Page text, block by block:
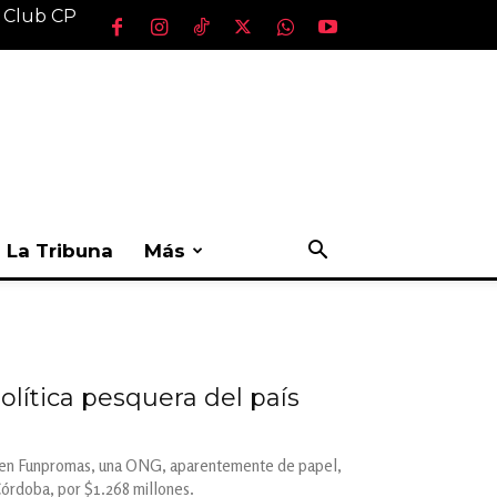
CP
La Tribuna Más
pesquera del país
Funpromas, una ONG, aparentemente de papel,
por $1.268 millones.